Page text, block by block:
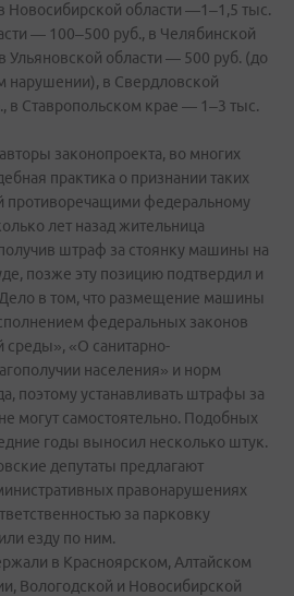
Новосибирской области —1–1,5 тыс.
— 100–500 руб., в Челябинской
Ульяновской области — 500 руб. (до
нарушении), в Свердловской
в Ставропольском крае — 1–3 тыс.
законопроекта, во многих
практика о признании таких
противоречащими федеральному
лет назад жительница
штраф за стоянку машины на
позже эту позицию подтвердил и
в том, что размещение машины
федеральных законов
«О санитарно-
населения» и норм
поэтому устанавливать штрафы за
могут самостоятельно. Подобных
годы выносил несколько штук.
депутаты предлагают
правонарушениях
за парковку
езду по ним.
в Красноярском, Алтайском
Вологодской и Новосибирской